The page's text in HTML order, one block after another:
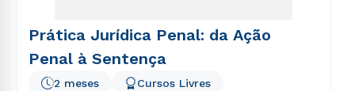
Prática Jurídica Penal: da Ação
Penal à Sentença
2 meses Cursos Livres